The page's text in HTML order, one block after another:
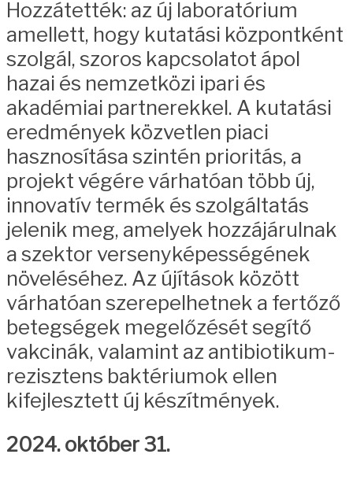
Hozzátették: az új laboratórium
amellett, hogy kutatási központként
szolgál, szoros kapcsolatot ápol
hazai és nemzetközi ipari és
akadémiai partnerekkel. A kutatási
eredmények közvetlen piaci
hasznosítása szintén prioritás, a
projekt végére várhatóan több új,
innovatív termék és szolgáltatás
jelenik meg, amelyek hozzájárulnak
a szektor versenyképességének
növeléséhez. Az újítások között
várhatóan szerepelhetnek a fertőző
betegségek megelőzését segítő
vakcinák, valamint az antibiotikum-
rezisztens baktériumok ellen
kifejlesztett új készítmények.
2024. október 31.